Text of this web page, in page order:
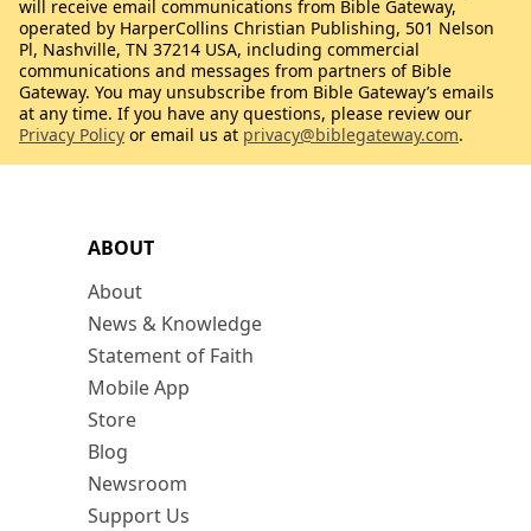
ABOUT
About
News & Knowledge
Statement of Faith
Mobile App
Store
Blog
Newsroom
Support Us
will receive email communications from Bible Gateway,
operated by HarperCollins Christian Publishing, 501 Nelson
Pl, Nashville, TN 37214 USA, including commercial
communications and messages from partners of Bible
Gateway. You may unsubscribe from Bible Gateway’s emails
at any time. If you have any questions, please review our
Privacy Policy or email us at privacy@biblegateway.com.